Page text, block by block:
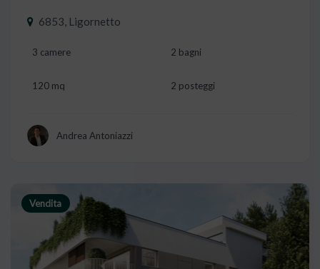
6853, Ligornetto
3 camere 2 bagni
120 mq 2 posteggi
Andrea Antoniazzi
Vendita